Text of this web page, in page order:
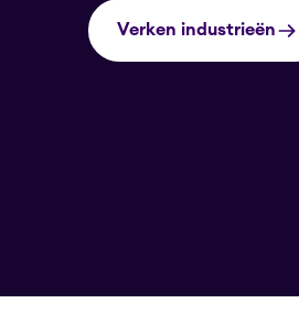
Verken industrieën